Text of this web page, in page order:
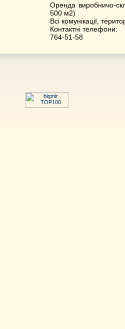
Оренда виробничо-
500 м2)
Всі комунікації,
Контактні телефони:
764-51-58